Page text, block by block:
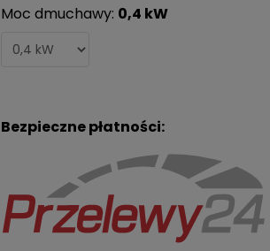
Moc dmuchawy: 0,4 kW
Bezpieczne płatności: